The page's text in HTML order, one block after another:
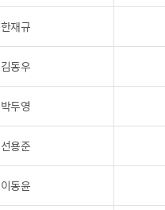
한재규
김동우
박두영
선용준
이동윤